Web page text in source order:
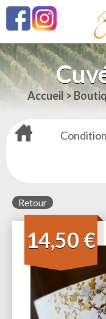
Accueil >
Retour
14,50 €